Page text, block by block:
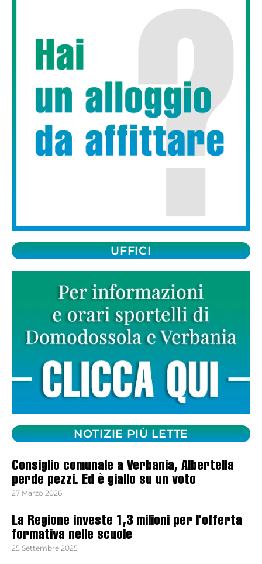
UFFICI
NOTIZIE PIÙ LETTE
Consiglio comunale a Verbania, Albertella
perde pezzi. Ed è giallo su un voto
27 Marzo 2026
La Regione investe 1,3 milioni per l’offerta
formativa nelle scuole
25 Settembre 2025